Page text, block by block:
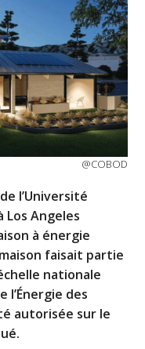
@COBOD
l’Université
Los Angeles
à énergie
faisait partie
nationale
l’Énergie des
autorisée sur le